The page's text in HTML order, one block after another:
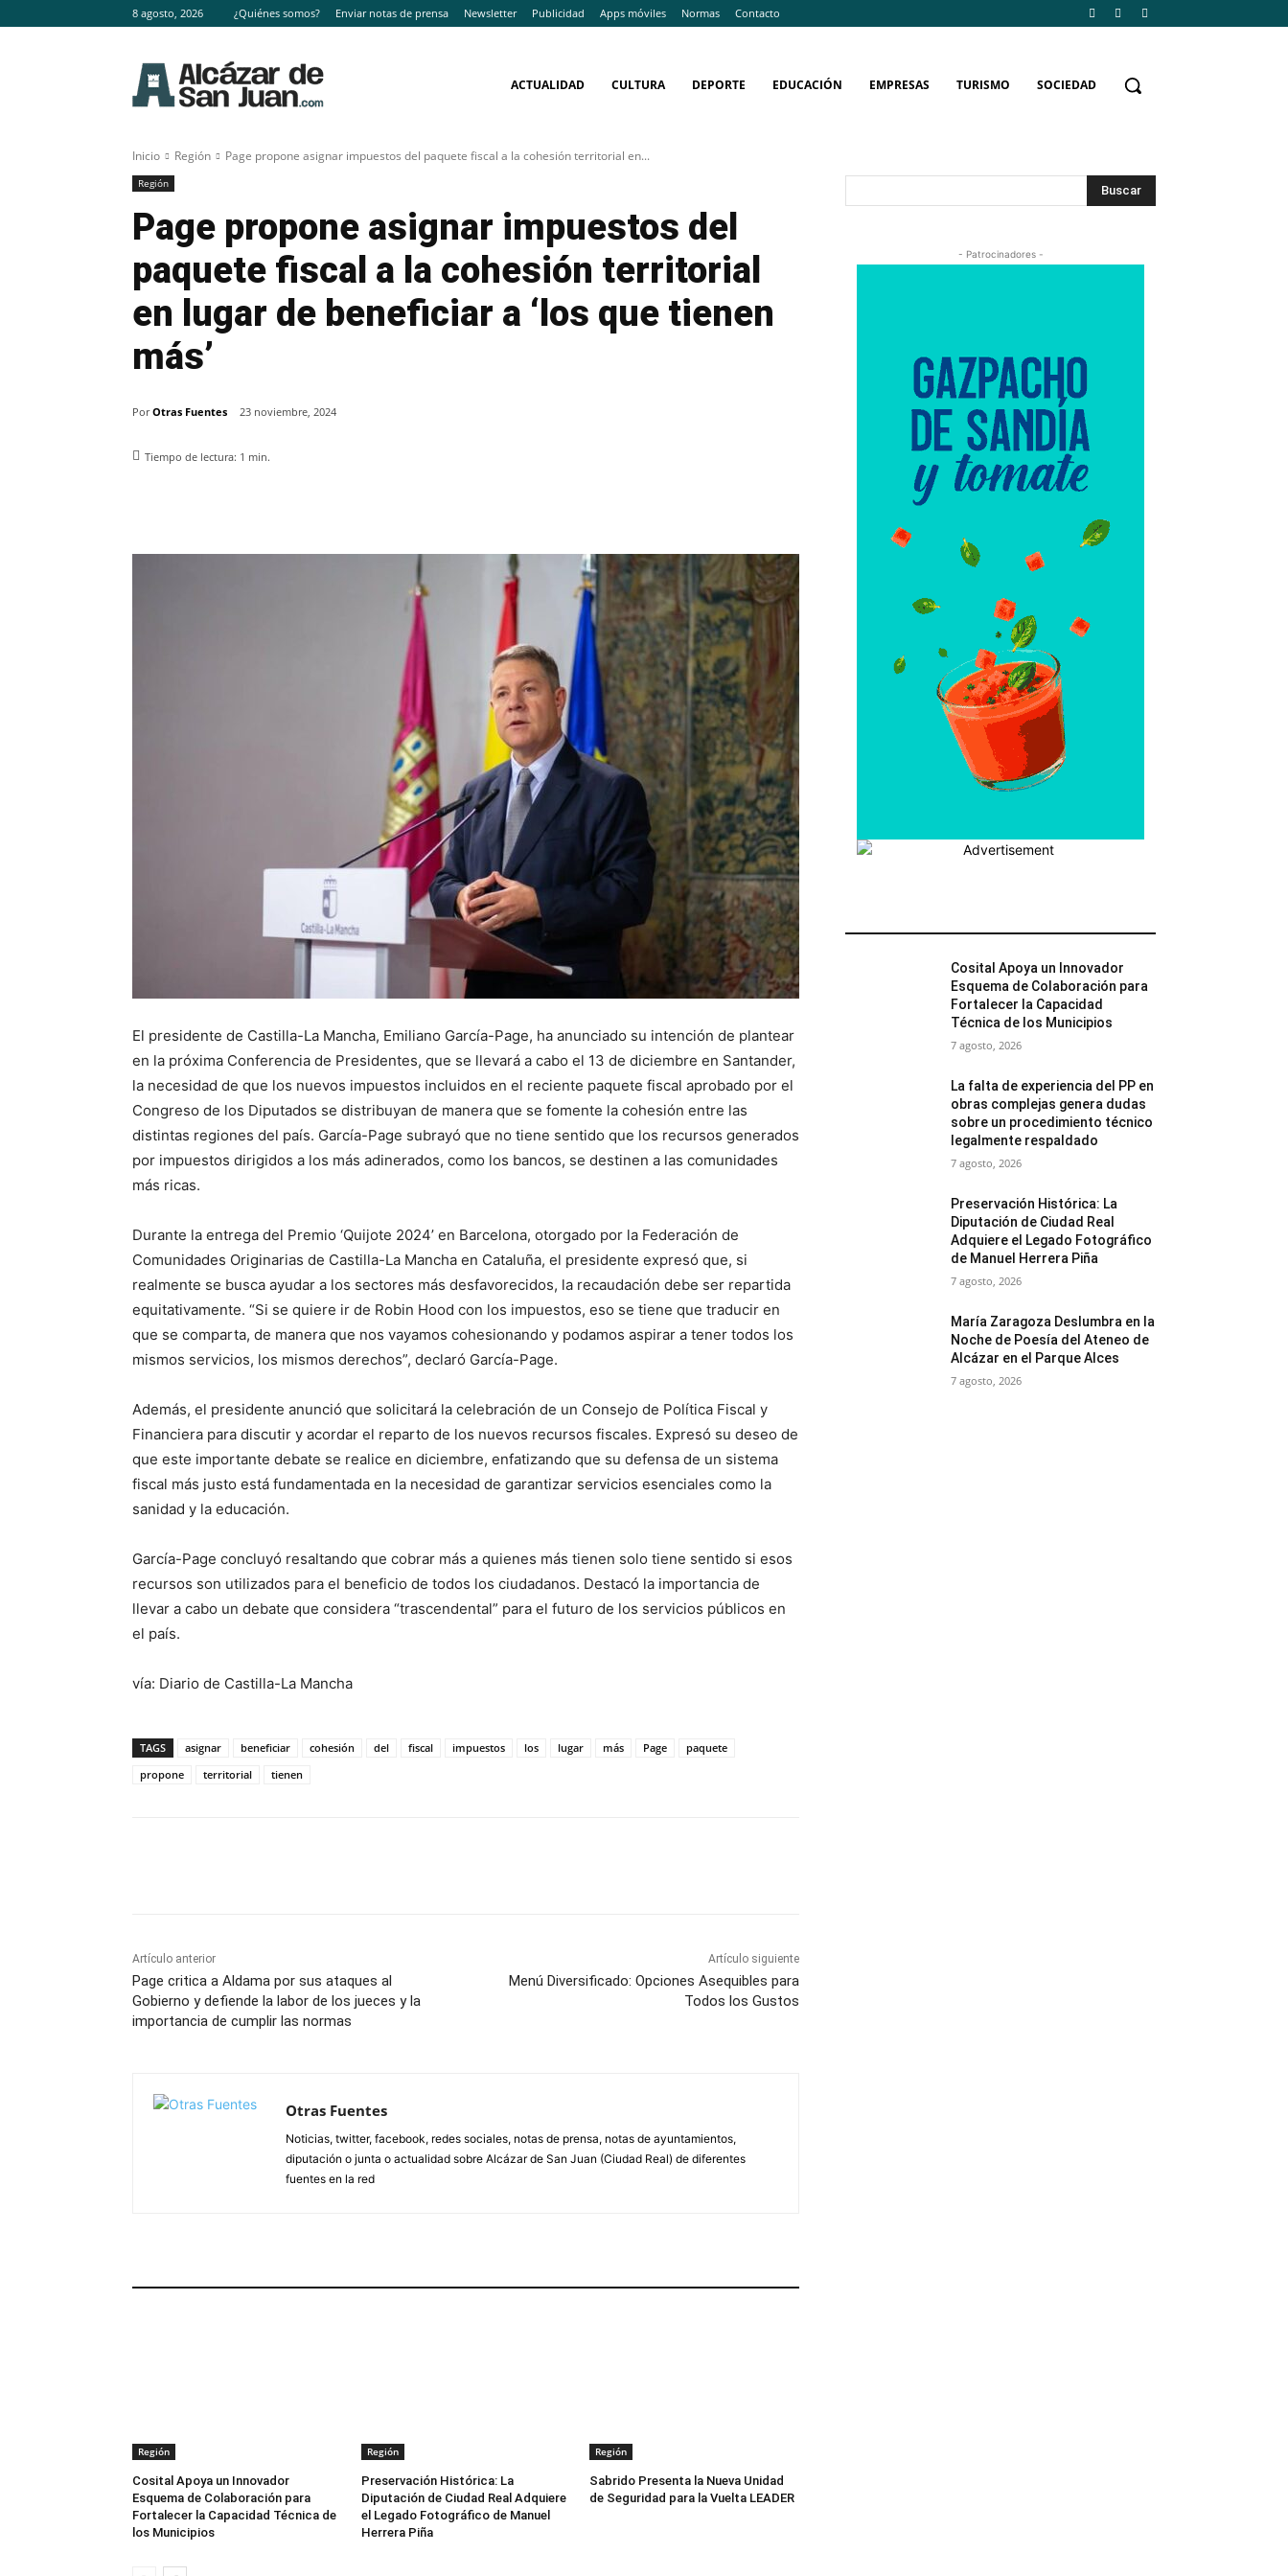
8 agosto, 2026 ¿Quiénes somos? Enviar notas de prensa Newsletter Publicidad Apps móviles Normas Contacto
ACTUALIDAD CULTURA DEPORTE EDUCACIÓN EMPRESAS TURISMO SOCIEDAD
Inicio Región Page propone asignar impuestos del paquete fiscal a la cohesión territorial en...
Región
Page propone asignar impuestos del
paquete fiscal a la cohesión territorial
en lugar de beneficiar a ‘los que tienen
más’
Por Otras Fuentes 23 noviembre, 2024
Tiempo de lectura: 1 min.
El presidente de Castilla-La Mancha, Emiliano García-Page, ha anunciado su intención de plantear
en la próxima Conferencia de Presidentes, que se llevará a cabo el 13 de diciembre en Santander,
la necesidad de que los nuevos impuestos incluidos en el reciente paquete fiscal aprobado por el
Congreso de los Diputados se distribuyan de manera que se fomente la cohesión entre las
distintas regiones del país. García-Page subrayó que no tiene sentido que los recursos generados
por impuestos dirigidos a los más adinerados, como los bancos, se destinen a las comunidades
más ricas.
Durante la entrega del Premio ‘Quijote 2024’ en Barcelona, otorgado por la Federación de
Comunidades Originarias de Castilla-La Mancha en Cataluña, el presidente expresó que, si
realmente se busca ayudar a los sectores más desfavorecidos, la recaudación debe ser repartida
equitativamente. “Si se quiere ir de Robin Hood con los impuestos, eso se tiene que traducir en
que se comparta, de manera que nos vayamos cohesionando y podamos aspirar a tener todos los
mismos servicios, los mismos derechos”, declaró García-Page.
Además, el presidente anunció que solicitará la celebración de un Consejo de Política Fiscal y
Financiera para discutir y acordar el reparto de los nuevos recursos fiscales. Expresó su deseo de
que este importante debate se realice en diciembre, enfatizando que su defensa de un sistema
fiscal más justo está fundamentada en la necesidad de garantizar servicios esenciales como la
sanidad y la educación.
García-Page concluyó resaltando que cobrar más a quienes más tienen solo tiene sentido si esos
recursos son utilizados para el beneficio de todos los ciudadanos. Destacó la importancia de
llevar a cabo un debate que considera “trascendental” para el futuro de los servicios públicos en
el país.
vía: Diario de Castilla-La Mancha
TAGS asignar beneficiar cohesión del fiscal impuestos los lugar más Page
paquete
propone
territorial tienen
Artículo anterior
Page critica a Aldama por sus ataques al
Gobierno y defiende la labor de los jueces y la
importancia de cumplir las normas
Artículo siguiente
Menú Diversificado: Opciones Asequibles para
Todos los Gustos
Otras Fuentes
Noticias, twitter, facebook, redes sociales, notas de prensa, notas de ayuntamientos,
diputación o junta o actualidad sobre Alcázar de San Juan (Ciudad Real) de diferentes
fuentes en la red
Región
Cosital Apoya un Innovador
Esquema de Colaboración para
Fortalecer la Capacidad Técnica de
los Municipios
Región
Preservación Histórica: La
Diputación de Ciudad Real Adquiere
el Legado Fotográfico de Manuel
Herrera Piña
Región
Sabrido Presenta la Nueva Unidad
de Seguridad para la Vuelta LEADER
Buscar
- Patrocinadores -
Cosital Apoya un Innovador
Esquema de Colaboración para
Fortalecer la Capacidad
Técnica de los Municipios
7 agosto, 2026
La falta de experiencia del PP en
obras complejas genera dudas
sobre un procedimiento técnico
legalmente respaldado
7 agosto, 2026
Preservación Histórica: La
Diputación de Ciudad Real
Adquiere el Legado Fotográfico
de Manuel Herrera Piña
7 agosto, 2026
María Zaragoza Deslumbra en la
Noche de Poesía del Ateneo de
Alcázar en el Parque Alces
7 agosto, 2026